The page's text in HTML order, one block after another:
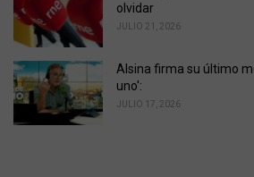
olvidar
JULIO 21, 2026
Alsina firma su último
uno':
JULIO 17, 2026